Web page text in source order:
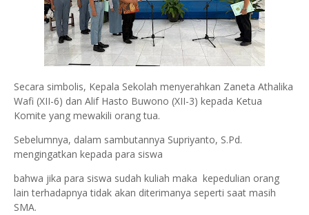
Secara simbolis, Kepala Sekolah menyerahkan Zaneta Athalika
Wafi (XII-6) dan Alif Hasto Buwono (XII-3) kepada Ketua
Komite yang mewakili orang tua.
Sebelumnya, dalam sambutannya Supriyanto, S.Pd.
mengingatkan kepada para siswa
bahwa jika para siswa sudah kuliah maka kepedulian orang
lain terhadapnya tidak akan diterimanya seperti saat masih
SMA.